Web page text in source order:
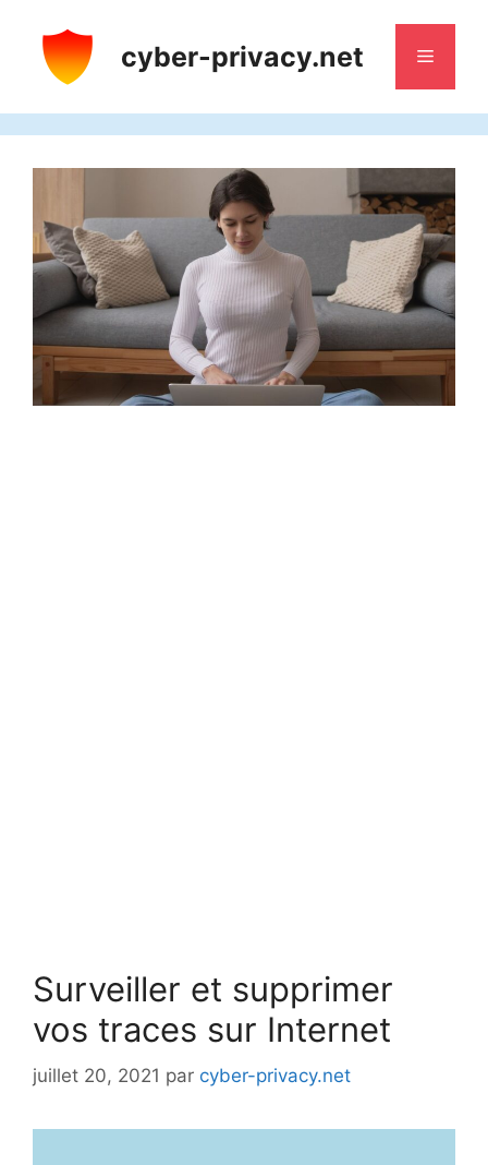
contenu
cyber-privacy.net Menu
Surveiller et supprimer
vos traces sur Internet
juillet 20, 2021 par cyber-privacy.net